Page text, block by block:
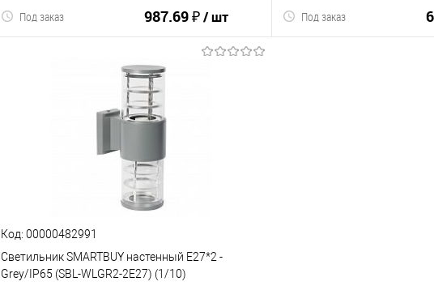
987.69 ₽/ шт
Под заказ
В корзину
В избранное
Под заказ
Код: 00000482991
Светильник SMARTBUY настенный E27*2 -
Grey/IP65 (SBL-WLGR2-2E27) (1/10)